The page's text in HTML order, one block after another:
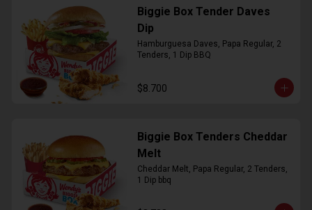
Biggie Box Tender Daves
Dip
Hamburguesa Daves, Papa Regular, 2
Tenders, 1 Dip BBQ
$8.700
Biggie Box Tenders Cheddar
Melt
Cheddar Melt, Papa Regular, 2 Tenders,
1 Dip bbq